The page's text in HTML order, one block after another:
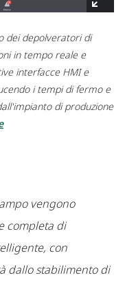
dei depolveratori di
in tempo reale e
interfacce HMI e
i tempi di fermo e
di produzione
vengono
completa di
con
dallo stabilimento di